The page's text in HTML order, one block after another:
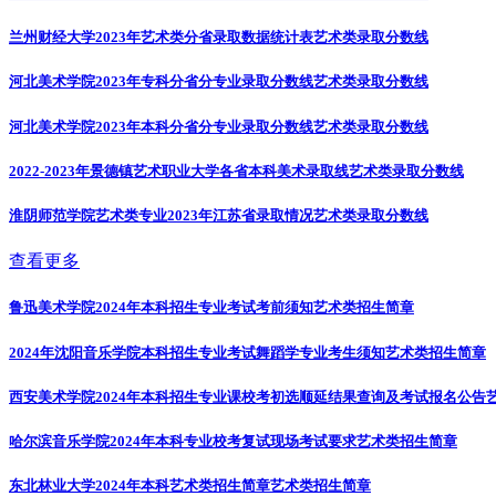
兰州财经大学2023年艺术类分省录取数据统计表艺术类录取分数线
河北美术学院2023年专科分省分专业录取分数线艺术类录取分数线
河北美术学院2023年本科分省分专业录取分数线艺术类录取分数线
2022-2023年景德镇艺术职业大学各省本科美术录取线艺术类录取分数线
淮阴师范学院艺术类专业2023年江苏省录取情况艺术类录取分数线
查看更多
鲁迅美术学院2024年本科招生专业考试考前须知艺术类招生简章
2024年沈阳音乐学院本科招生专业考试舞蹈学专业考生须知艺术类招生简章
西安美术学院2024年本科招生专业课校考初选顺延结果查询及考试报名公告
哈尔滨音乐学院2024年本科专业校考复试现场考试要求艺术类招生简章
东北林业大学2024年本科艺术类招生简章艺术类招生简章